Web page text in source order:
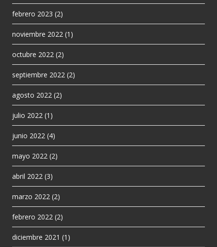
febrero 2023 (2)
noviembre 2022 (1)
octubre 2022 (2)
septiembre 2022 (2)
agosto 2022 (2)
julio 2022 (1)
junio 2022 (4)
mayo 2022 (2)
abril 2022 (3)
marzo 2022 (2)
febrero 2022 (2)
diciembre 2021 (1)